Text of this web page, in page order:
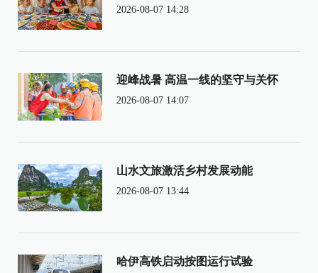
2026-08-07 14:28
迎峰战暑 高温一线的坚守与关怀
2026-08-07 14:07
山水文旅激活乡村发展动能
2026-08-07 13:44
哈伊高铁启动按图运行试验